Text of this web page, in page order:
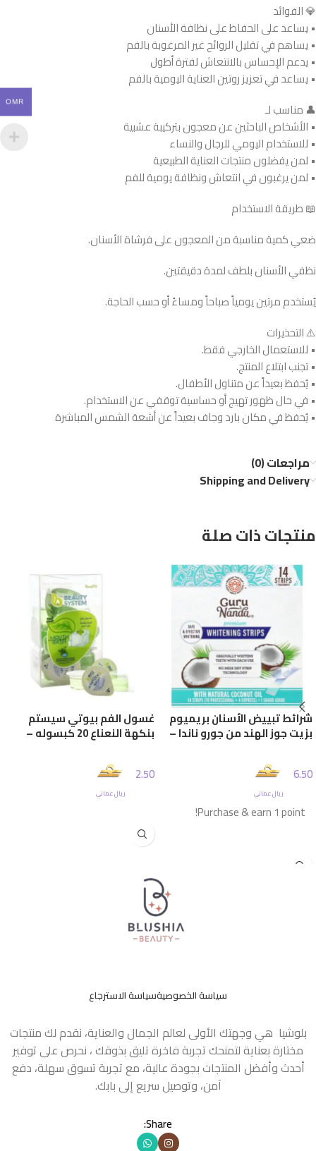
💎 الفوائد
• يساعد على الحفاظ على نظافة الأسنان
• يساهم في تقليل الروائح غير المرغوبة بالفم
• يدعم الإحساس بالانتعاش لفترة أطول
• يساعد في تعزيز روتين العناية اليومية بالفم
👤 مناسب لـ
• الأشخاص الباحثين عن معجون بتركيبة عشبية
• للاستخدام اليومي للرجال والنساء
• لمن يفضلون منتجات العناية الطبيعية
• لمن يرغبون في انتعاش ونظافة يومية للفم
📖 طريقة الاستخدام
ضعي كمية مناسبة من المعجون على فرشاة الأسنان.
نظفي الأسنان بلطف لمدة دقيقتين.
يُستخدم مرتين يومياً صباحاً ومساءً أو حسب الحاجة.
⚠️ التحذيرات
• للاستعمال الخارجي فقط.
• تجنب ابتلاع المنتج.
• يُحفظ بعيداً عن متناول الأطفال.
• في حال ظهور تهيج أو حساسية توقفي عن الاستخدام.
• يُحفظ في مكان بارد وجاف بعيداً عن أشعة الشمس المباشرة
مراجعات (0)
Shipping and Delivery
منتجات ذات صلة
شرائط تبييض الأسنان بريميوم
بزيت جوز الهند من جورو ناندا –
6.50
ريال عماني
Purchase & earn 1 point!
غسول الفم بيوتي سيستم
بنكهة النعناع 20 كبسوله –
2.50
ريال عماني
سياسة الخصوصيةسياسة الاسترجاع
بلوشيا هي وجهتك الأولى لعالم الجمال والعناية، نقدم لك منتجات
مختارة بعناية لتمنحك تجربة فاخرة تليق بذوقك ، نحرص على توفير
أحدث وأفضل المنتجات بجودة عالية، مع تجربة تسوق سهلة، دفع
آمن، وتوصيل سريع إلى بابك.
Share:
OMR